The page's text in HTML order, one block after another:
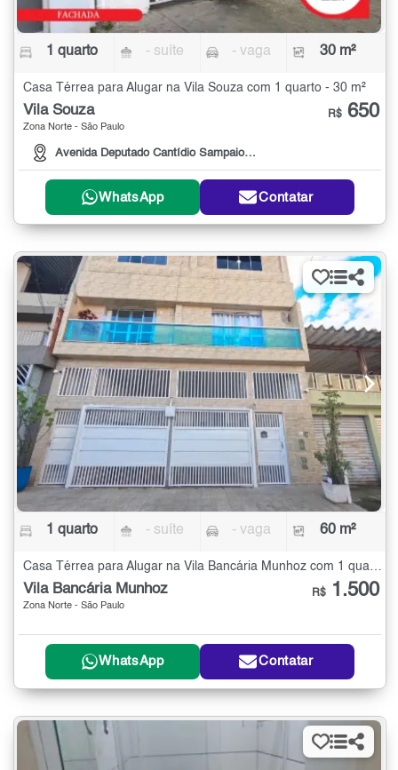
1 quarto - suíte - vaga 30 m²
Casa Térrea para Alugar na Vila Souza com 1 quarto - 30 m²
Vila Souza
Zona Norte - São Paulo
Avenida Deputado Cantídio Sampaio, 1073
R$ 650
WhatsApp Contatar
1 quarto - suíte - vaga 60 m²
Casa Térrea para Alugar na Vila Bancária Munhoz com 1 quarto - 60 m²
Vila Bancária Munhoz
Zona Norte - São Paulo
R$ 1.500
WhatsApp Contatar